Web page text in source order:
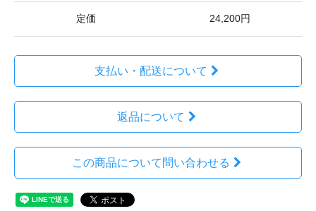
定価 24,200円
支払い・配送について
返品について
この商品について問い合わせる